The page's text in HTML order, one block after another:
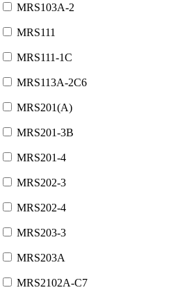
MRS103A-2
MRS111
MRS111-1C
MRS113A-2C6
MRS201(A)
MRS201-3B
MRS201-4
MRS202-3
MRS202-4
MRS203-3
MRS203A
MRS2102A-C7